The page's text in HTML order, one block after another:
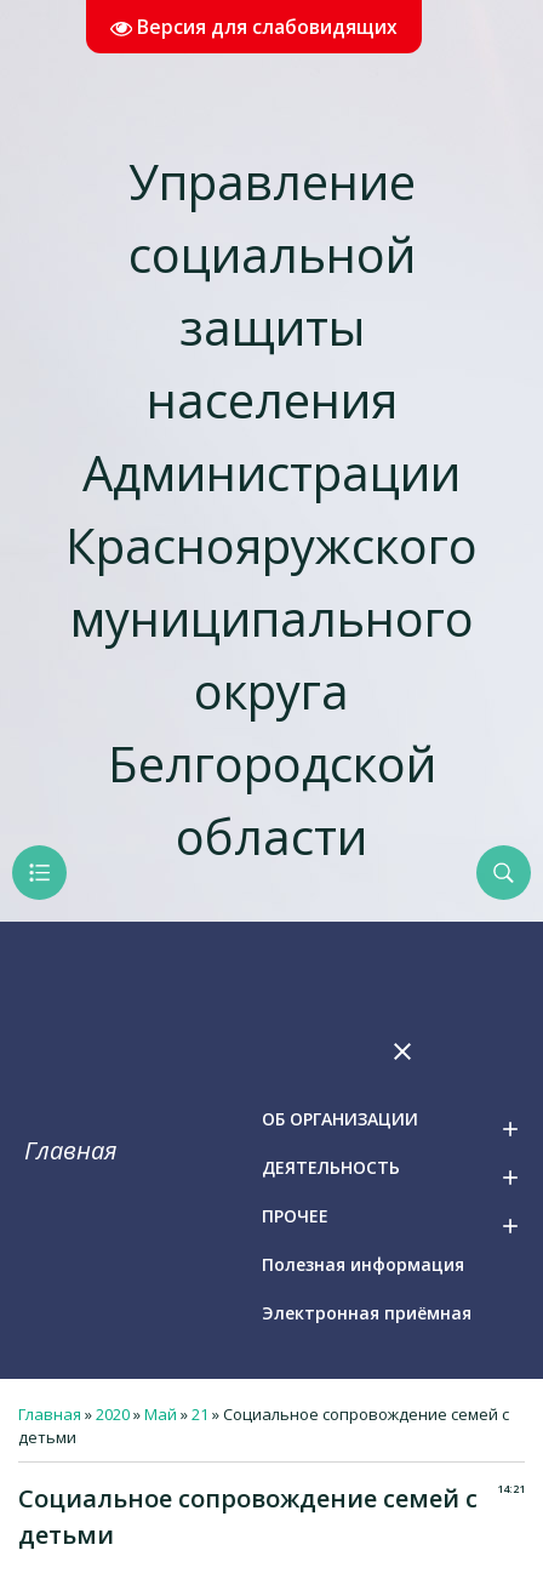
Версия для слабовидящих
Управление
социальной
защиты
населения
Администрации
Краснояружского
муниципального
округа
Белгородской
области
Главная
ОБ ОРГАНИЗАЦИИ add
ДЕЯТЕЛЬНОСТЬ add
ПРОЧЕЕ add
Полезная информация
Электронная приёмная
close
Главная »2020»Май »21 » Социальное сопровождение семей с
детьми
14:21
Социальное сопровождение семей с
детьми